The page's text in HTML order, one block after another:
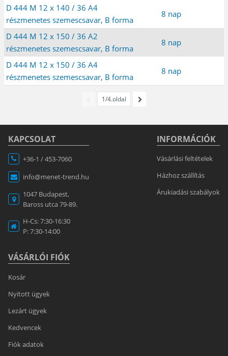
D 444 M 12 x 140 / 36 A4
részmenetes szemescsavar, B forma
8 nap
D 444 M 12 x 150 / 36 A2
részmenetes szemescsavar, B forma
8 nap
D 444 M 12 x 150 / 36 A4
részmenetes szemescsavar, B forma
8 nap
1/4.oldal
KAPCSOLAT
+36-1 / 453-7060
info@menet-trend.hu
1047 Budapest,
Baross utca 79-89.
H-Cs: 7:30-16:30
P: 7:30-14:00
VÁSÁRLÓI FIÓK
Kosár
Nyitott ügyek
Lezárt ügyek
Kedvencek
Fiók adatok
INFORMÁCIÓK
Vásárlási feltételek
Házhoz szállítás
Árukiadási szabályok